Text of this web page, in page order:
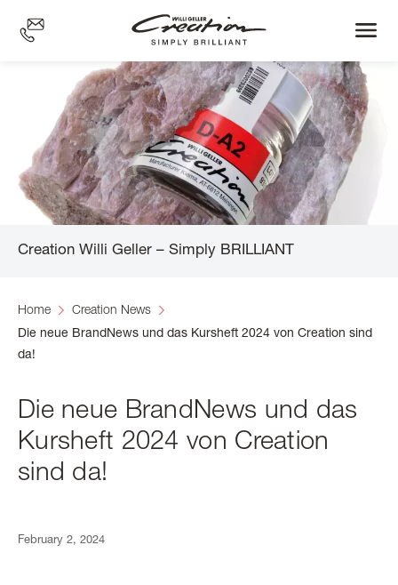
Creation Willi Geller – Simply BRILLIANT
Home
Creation News
Die neue BrandNews und das Kursheft 2024 von Creation sind
da!
Die neue BrandNews und das
Kursheft 2024 von Creation
sind da!
February 2, 2024